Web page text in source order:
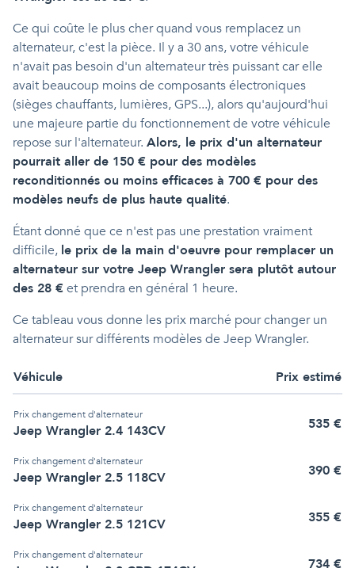
Ce qui coûte le plus cher quand vous remplacez un
alternateur, c'est la pièce. Il y a 30 ans, votre véhicule
n'avait pas besoin d'un alternateur très puissant car elle
avait beaucoup moins de composants électroniques
(sièges chauffants, lumières, GPS...), alors qu'aujourd'hui
une majeure partie du fonctionnement de votre véhicule
repose sur l'alternateur. Alors, le prix d'un alternateur
pourrait aller de 150 € pour des modèles
reconditionnés ou moins efficaces à 700 € pour des
modèles neufs de plus haute qualité.
Étant donné que ce n'est pas une prestation vraiment
difficile, le prix de la main d'oeuvre pour remplacer un
alternateur sur votre Jeep Wrangler sera plutôt autour
des 28 € et prendra en général 1 heure.
Ce tableau vous donne les prix marché pour changer un
alternateur sur différents modèles de Jeep Wrangler.
Véhicule Prix estimé
Prixchangement d'alternateur
Jeep Wrangler 2.4 143CV 535 €
Prixchangement d'alternateur
Jeep Wrangler 2.5 118CV 390 €
Prixchangement d'alternateur
Jeep Wrangler 2.5 121CV 355 €
Prixchangement d'alternateur
734 €